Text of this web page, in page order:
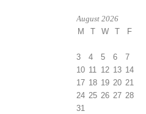
August 2026
M T W T F
3
4 5 6 7
10 11 12 13 14
17 18 19 20 21
24 25 26 27 28
31